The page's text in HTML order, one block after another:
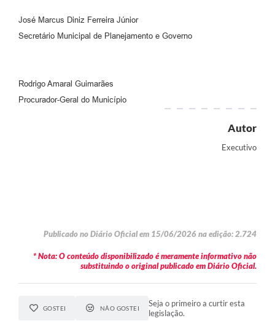
José Marcus Diniz Ferreira Júnior
Secretário Municipal de Planejamento e Governo
Rodrigo Amaral Guimarães
Procurador-Geral do Município
Autor
Executivo
Publicado no Diário Oficial em 15/06/2026 na edição: 2.724
* Nota: O conteúdo disponibilizado é meramente informativo não
substituindo o original publicado em Diário Oficial.
GOSTEI NÃO GOSTEI
Seja o primeiro a curtir esta
legislação.